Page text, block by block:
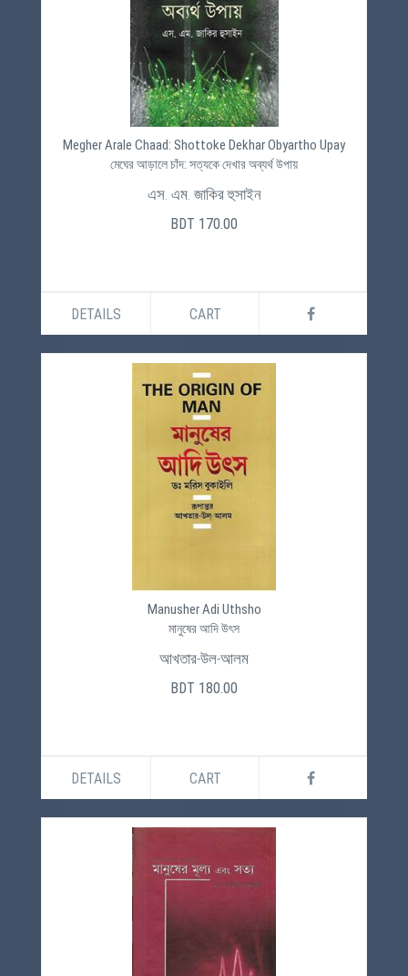
Megher Arale Chaad: Shottoke Dekhar Obyartho Upay
মেঘের আড়ালে চাঁদ: সত্যকে দেখার অব্যর্থ উপায়
এস. এম. জাকির হুসাইন
BDT 170.00
DETAILS CART
Manusher Adi Uthsho
মানুষের আদি উৎস
আখতার-উল-আলম
BDT 180.00
DETAILS CART